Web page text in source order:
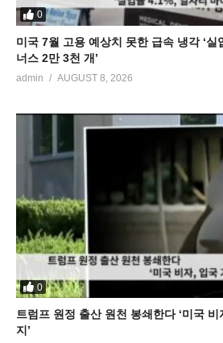
0
미국 7월 고용 예상치 못한 급속 냉각 ‘실
너스 2만 3천 개’
admin AUGUST 8, 2026
0
트럼프 원정 출산 원천 봉쇄한다 ‘미국
지’